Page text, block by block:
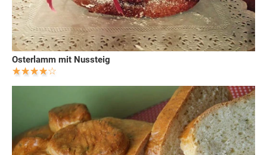
Osterlamm mit Nussteig